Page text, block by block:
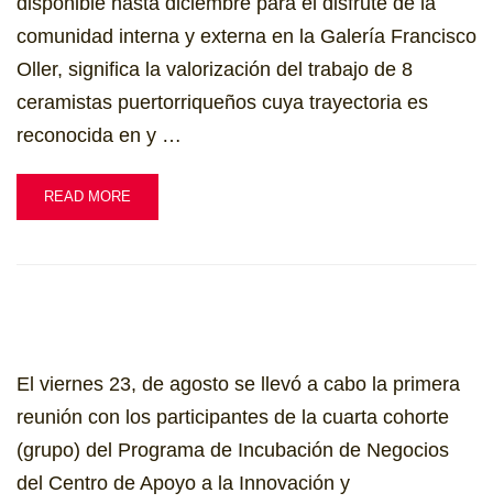
comunidad interna y externa en la Galería Francisco
Oller, significa la valorización del trabajo de 8
ceramistas puertorriqueños cuya trayectoria es
reconocida en y …
READ MORE
El viernes 23, de agosto se llevó a cabo la primera
reunión con los participantes de la cuarta cohorte
(grupo) del Programa de Incubación de Negocios
del Centro de Apoyo a la Innovación y